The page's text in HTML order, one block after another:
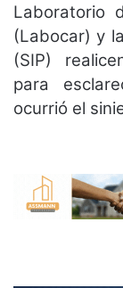
Laboratorio
(Labocar) y
(SIP)
para
ocurrió el